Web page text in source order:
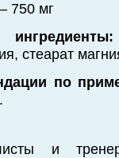
750 мг
ингредиенты:
стеарат
по
и